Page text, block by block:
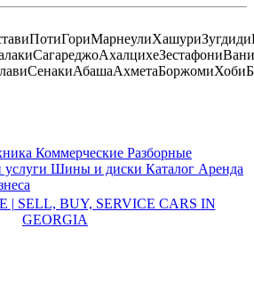
ПотиГориМарнеулиХашуриЗугдиди
СагареджоАхалцихеЗестафониВани
СенакиАбашаАхметаБоржомиХоби
Коммерческие Разборные
Шины и диски Каталог Аренда